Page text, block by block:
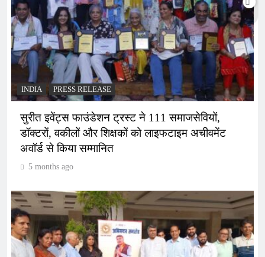
INDIA PRESS RELEASE
सुरीत इवेंट्स फाउंडेशन ट्रस्ट ने 111 समाजसेवियों,
डॉक्टरों, वकीलों और शिक्षकों को लाइफटाइम अचीवमेंट
अवॉर्ड से किया सम्मानित
5 months ago